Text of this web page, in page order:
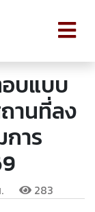
บแบบ
านที่ลง
าร
283